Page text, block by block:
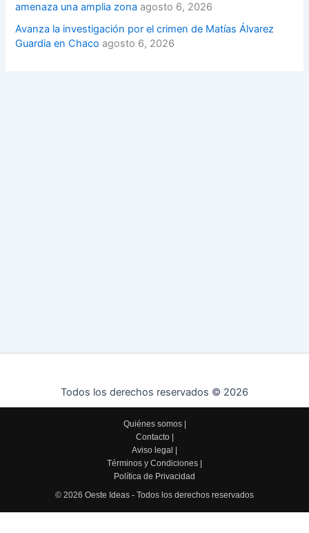
amenaza una amplia zona agosto 6, 2026
Avanza la investigación por el crimen de Matías Álvarez
Guardia en Chaco agosto 6, 2026
Todos los derechos reservados © 2026
Quiénes somos|
Contacto|
Aviso legal
Términos y Condiciones
Política de Privacidad
© 2026 Oeste Ideas - Todos los derechos reservados